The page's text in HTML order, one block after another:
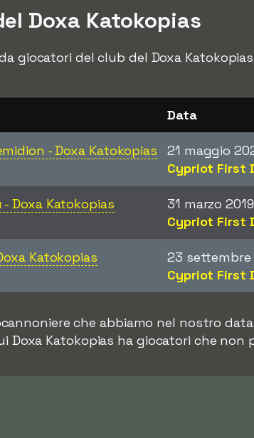
Doxa Katokopias
giocatori del club del Doxa
Data
- Doxa Katokopias
21 maggio
Cypriot First
Doxa Katokopias
31 marzo 2019
Cypriot First
Katokopias
23 settembre
Cypriot First
che abbiamo nel nostro
Doxa Katokopias ha giocatori che non